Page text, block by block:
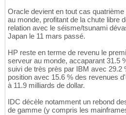
Oracle devient en tout cas
au monde, profitant de la chute libre
relation avec le séisme/tsunami
Japan le 11 mars passé.
HP reste en terme de revenu le
serveur au monde, accaparant 31.5
suivi de très près par IBM avec 29.2
position avec 15.6 % des revenues
à 11.9 milliards de dollar.
IDC décèle notamment un rebond
de gamme (y compris les